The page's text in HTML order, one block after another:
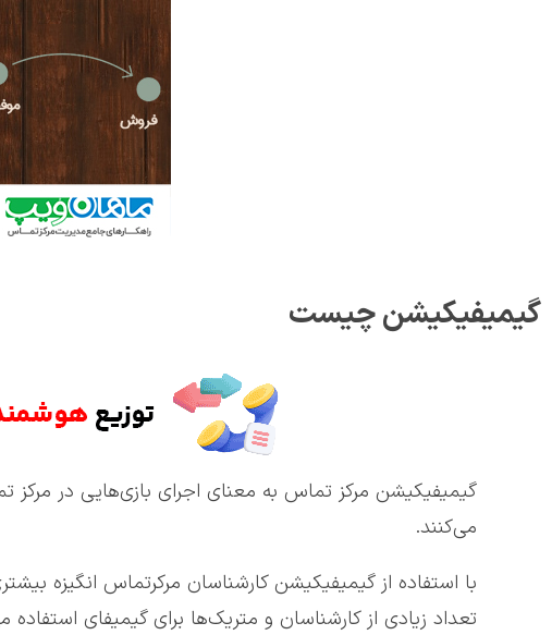
گیمیفیکیشن چیست
گیمیفیکیشن مرکز تماس به معنای اجرای بازی‌هایی در مرکز
می‌کنند.
با استفاده از گیمیفیکیشن کارشناسان مرکرتماس انگیزه
تعداد زیادی از کارشناسان و متریک‌ها برای گیمیفای استفاده